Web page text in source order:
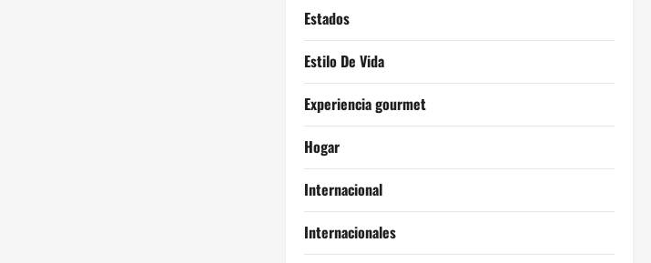
Estados
Estilo De Vida
Experiencia gourmet
Hogar
Internacional
Internacionales